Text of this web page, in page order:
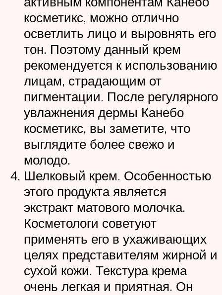
косметикс, можно отлично
осветлить лицо и выровнять его
тон. Поэтому данный крем
рекомендуется к использованию
лицам, страдающим от
пигментации. После регулярного
увлажнения дермы Канебо
косметикс, вы заметите, что
выглядите более свежо и
молодо.
Шелковый крем. Особенностью
этого продукта является
экстракт матового молочка.
Косметологи советуют
применять его в ухаживающих
целях представителям жирной и
сухой кожи. Текстура крема
очень легкая и приятная. Он